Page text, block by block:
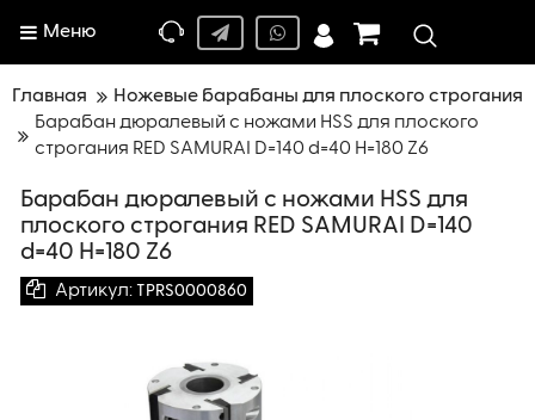
Меню
Главная
Ножевые барабаны для плоского строгания
Барабан дюралевый с ножами HSS для плоского
строгания RED SAMURAI D=140 d=40 H=180 Z6
Барабан дюралевый с ножами HSS для
плоского строгания RED SAMURAI D=140
d=40 H=180 Z6
Артикул: TPRS0000860